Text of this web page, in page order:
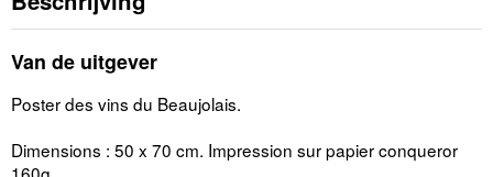
Van de uitgever
Poster des vins du Beaujolais.
Dimensions : 50 x 70 cm. Impression sur papier conqueror